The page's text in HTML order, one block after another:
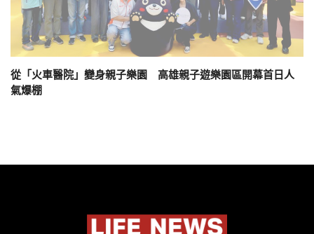
從「火車醫院」變身親子樂園 高雄親子遊樂園區開幕首日人
氣爆棚